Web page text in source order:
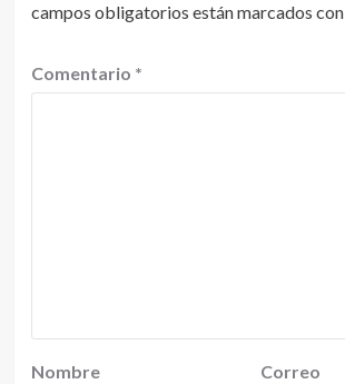
campos obligatorios están marcados con
Comentario *
Nombre
Correo